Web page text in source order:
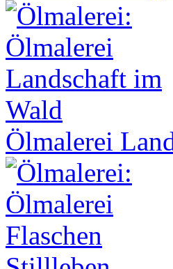
Ölmalerei